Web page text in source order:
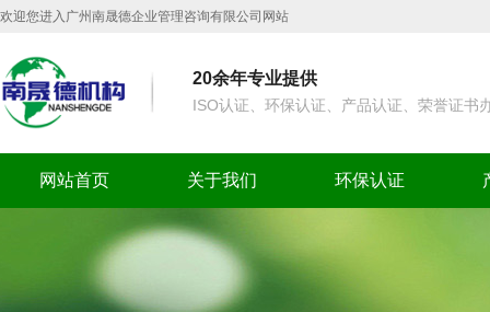
欢迎您进入广州南晟德企业管理咨询有限公司网站
20余年专业提供
ISO认证、环保认证、产品认证、荣誉证书
网站首页 关于我们 环保认证